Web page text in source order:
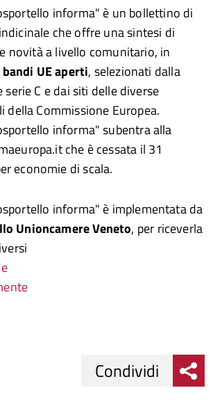
informa" è un bollettino di
che offre una sintesi di
novità a livello comunitario, in
UE aperti, selezionati dalla
C e dai siti delle diverse
della Commissione Europea.
informa" subentra alla
che è cessata il 31
economie di scala.
informa" è implementata da
Unioncamere Veneto, per riceverla
Condividi